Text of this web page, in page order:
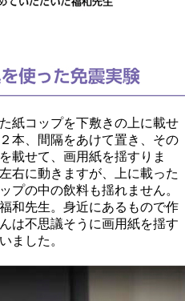
紙コップを下敷きの上に載せ
本、間隔をあけて置き、その
載せて、画用紙を揺すりま
右に動きますが、上に載った
プの中の飲料も揺れません。
和先生。身近にあるもので作
は不思議そうに画用紙を揺す
ました。